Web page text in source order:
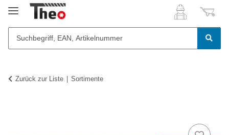
Zurück zur Liste Sortimente